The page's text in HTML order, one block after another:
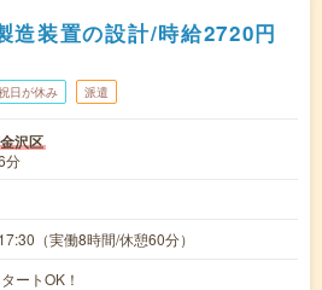
造装置の設計/時給2720円
日が休み 派遣
沢区
分
（実働8時間/休憩60分）
ートOK！